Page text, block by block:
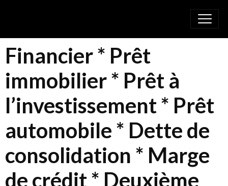
Financier * Prêt
immobilier * Prêt à
l’investissement * Prêt
automobile * Dette de
consolidation * Marge
de crédit * Deuxième